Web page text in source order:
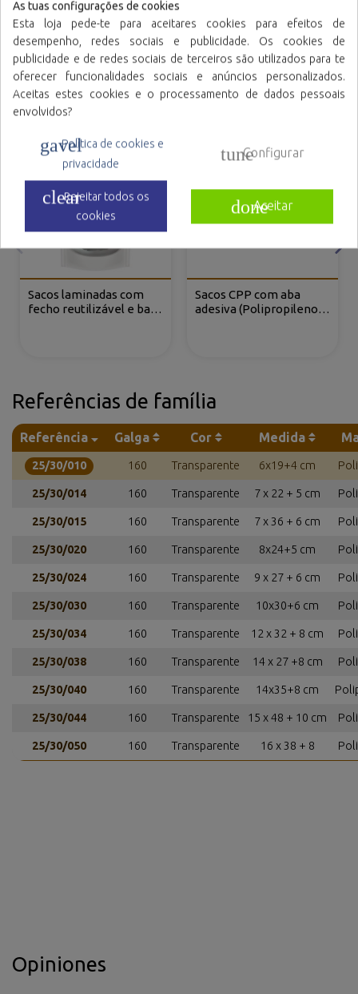
Já é cliente?
Iniciar sessão |Registar
Produtos relacionais
Sacos laminadas com
fecho reutilizável e base
Sacos CPP com aba
adesiva (Polipropileno
Referências de família
Referência Galga Cor Medida
25/30/010 160 Transparente 6x19+4 cm
25/30/014 160 Transparente 7 x 22 + 5 cm
25/30/015 160 Transparente 7 x 36 + 6 cm
25/30/020 160 Transparente 8x24+5 cm
25/30/024 160 Transparente 9 x 27 + 6 cm
25/30/030 160 Transparente 10x30+6 cm
25/30/034 160 Transparente 12 x 32 + 8 cm
25/30/038 160 Transparente 14 x 27 +8 cm
25/30/040 160 Transparente 14x35+8 cm
25/30/044 160 Transparente 15 x 48 + 10 cm
25/30/050 160 Transparente 16 x 38 + 8
Opiniones
As tuas configurações de cookies
Esta loja pede-te para aceitares cookies para efeitos de
desempenho, redes sociais e publicidade. Os cookies de
publicidade e de redes sociais de terceiros são utilizados para te
oferecer funcionalidades sociais e anúncios personalizados.
Aceitas estes cookies e o processamento de dados pessoais
envolvidos?
gavel
Política de cookies e
privacidade
tuneConfigurar
clear
Rejeitar todos os
cookies
doneAceitar